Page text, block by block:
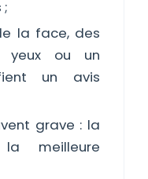
la face, des
yeux ou un
un avis
grave : la
meilleure